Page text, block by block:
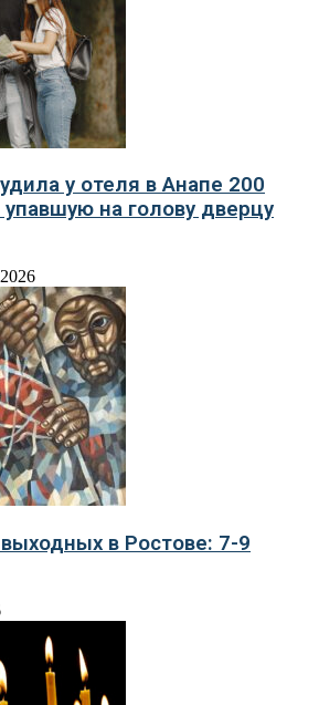
у отеля в Анапе 200
на голову дверцу
в Ростове: 7-9